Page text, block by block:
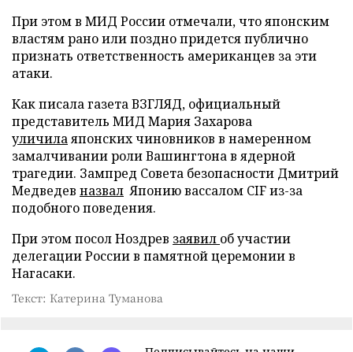
При этом в МИД России отмечали, что японским
властям рано или поздно придется публично
признать ответственность американцев за эти
атаки.
Как писала газета ВЗГЛЯД, официальный
представитель МИД Мария Захарова
уличилаяпонских чиновников в намеренном
замалчивании роли Вашингтона в ядерной
трагедии. Зампред Совета безопасности Дмитрий
Медведев назвал Японию вассалом CIF из-за
подобного поведения.
При этом посол Ноздрев заявил об участии
делегации России в памятной церемонии в
Нагасаки.
Текст: Катерина Туманова